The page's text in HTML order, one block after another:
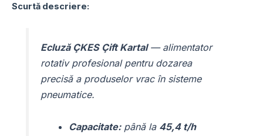
Scurtă descriere:
Ecluză ÇKES Çift Kartal— alimentator
rotativ profesional pentru dozarea
precisă a produselor vrac în sisteme
pneumatice.
Capacitate:până la 45,4 t/h